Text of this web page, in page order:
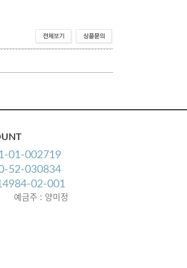
01-002719
52-030834
02-001
예금주 : 양미정